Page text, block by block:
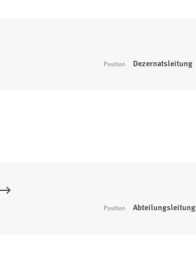
Position Dezernatsleitung
Position Abteilungsleitung